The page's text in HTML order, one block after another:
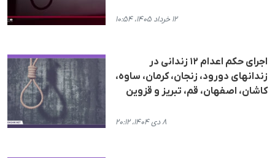
۱۲ خرداد ۱۴۰۵، ۱۰:۵۴
اجرای حکم اعدام ١٢ زندانی در
زندانهای دورود، زنجان، کرمان، ساوە،
کاشان، اصفهان، قم، تبریز و قزوین
۸ دی ۱۴۰۴، ۲۰:۱۲